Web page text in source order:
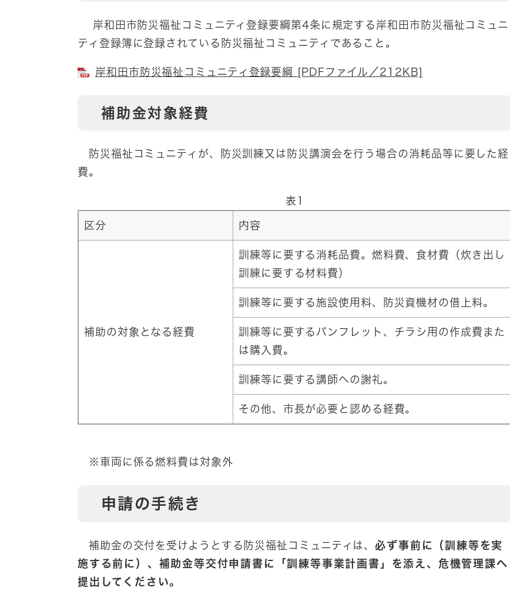
岸和田市防災福祉コミュニティ登録要綱第4条に規定する岸和田市防災福祉コミュニ
ティ登録簿に登録されている防災福祉コミュニティであること。
岸和田市防災福祉コミュニティ登録要綱 [PDFファイル／212KB]
補助金対象経費
防災福祉コミュニティが、防災訓練又は防災講演会を行う場合の消耗品等に要した経
費。
表1
区分 内容
補助の対象となる経費
訓練等に要する消耗品費。燃料費、食材費（炊き出し
訓練に要する材料費）
訓練等に要する施設使用料、防災資機材の借上料。
訓練等に要するパンフレット、チラシ用の作成費また
は購入費。
訓練等に要する講師への謝礼。
その他、市長が必要と認める経費。
※車両に係る燃料費は対象外
申請の手続き
補助金の交付を受けようとする防災福祉コミュニティは、必ず事前に（訓練等を実
施する前に）、補助金等交付申請書に「訓練等事業計画書」を添え、危機管理課へ
提出してください。